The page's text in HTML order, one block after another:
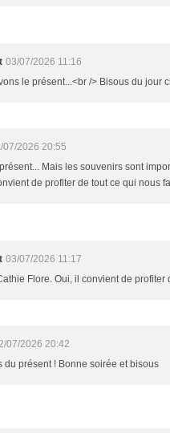
03/07/2026 11:16
le présent...<br /> Bisous du jour
07/2026 20:55
Mais les souvenirs sont
de profiter de tout ce qui nous
03/07/2026 11:17
Flore. Oui, il convient de
07/2026 20:42
du présent ! Bonne soirée et bisous